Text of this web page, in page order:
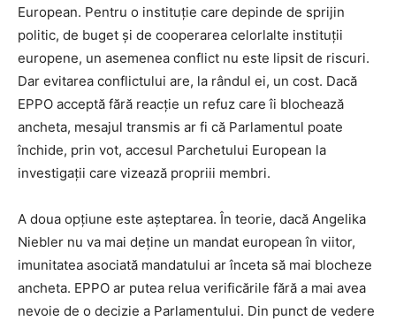
European. Pentru o instituție care depinde de sprijin
politic, de buget și de cooperarea celorlalte instituții
europene, un asemenea conflict nu este lipsit de riscuri.
Dar evitarea conflictului are, la rândul ei, un cost. Dacă
EPPO acceptă fără reacție un refuz care îi blochează
ancheta, mesajul transmis ar fi că Parlamentul poate
închide, prin vot, accesul Parchetului European la
investigații care vizează propriii membri.
A doua opțiune este așteptarea. În teorie, dacă Angelika
Niebler nu va mai deține un mandat european în viitor,
imunitatea asociată mandatului ar înceta să mai blocheze
ancheta. EPPO ar putea relua verificările fără a mai avea
nevoie de o decizie a Parlamentului. Din punct de vedere